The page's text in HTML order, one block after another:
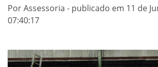
Por Assessoria - publicado em 11 de
07:40:17